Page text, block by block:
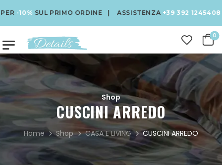
SUL PRIMO ORDINE | ASSISTENZA+39 392 1245408
0
Shop
CUSCINI ARREDO
Home Shop CASA E LIVING CUSCINI ARREDO